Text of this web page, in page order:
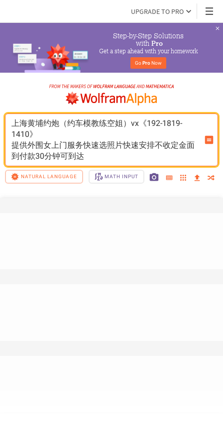
UPGRADE TO PRO
Step-by-Step Solutions
with Pro
Get a step ahead with your homework
Go Pro Now
上海黄埔约炮（约车模教练空姐）vx《192-1819-
1410》
提供外围女上门服务快速选照片快速安排不收定金面
到付款30分钟可到达
NATURAL LANGUAGE MATH INPUT